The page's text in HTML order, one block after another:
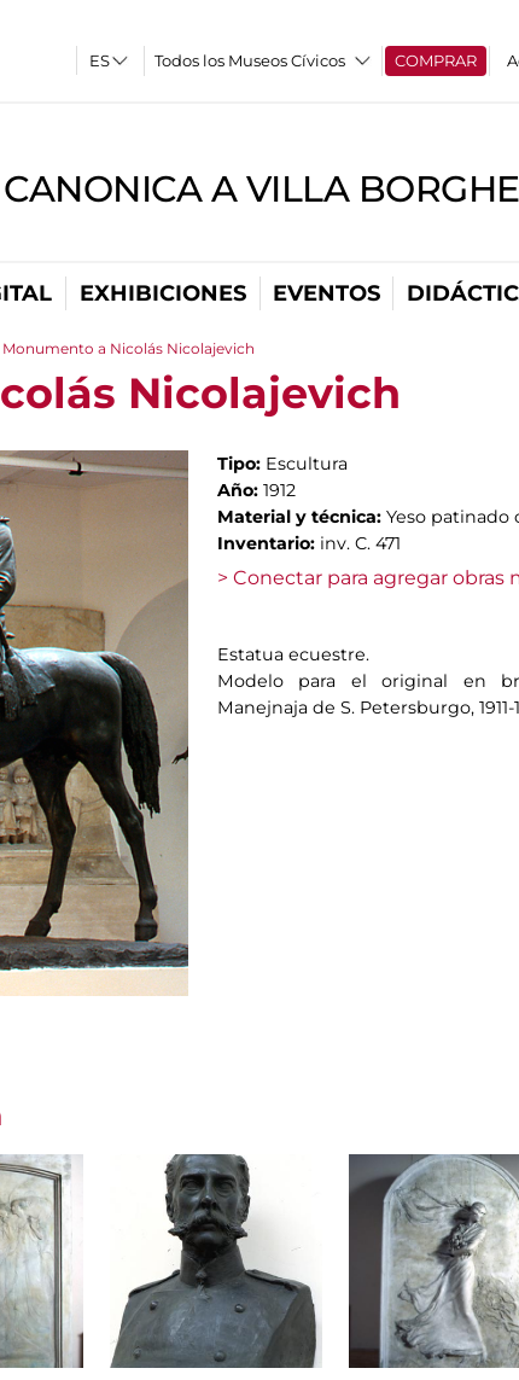
Todos los Museos Cívicos COMPRAR
A VILLA
EXHIBICIONES EVENTOS
Monumento a Nicolás Nicolajevich
Nicolajevich
Tipo: Escultura
Año: 1912
Material y técnica: Yeso patinado
Inventario: inv. C. 471
> Conectar para agregar obras
Estatua ecuestre.
Modelo para el original en
Manejnaja de S. Petersburgo, 1911-